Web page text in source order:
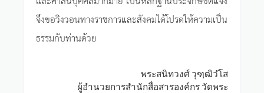
จึงขอวิงวอนทางราชการและสังคมได้โปรดให้ความเป็น
ธรรมกับท่านด้วย
พระสนิทวงศ์ วุฑฺฒิวํโส
ผู้อำนวยการสำนักสื่อสารองค์กร วัดพระ